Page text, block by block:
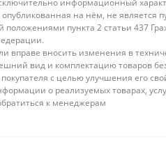
информационный
на нём, не является
положениями пункта 2 статьи 437
вправе вносить изменения в
вид и комплектацию товаров
с целью улучшения его
о реализуемых товарах,
к менеджерам